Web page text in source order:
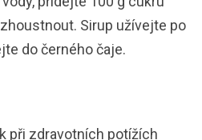
Sirup užívejte po
do černého čaje.
při zdravotních potížích